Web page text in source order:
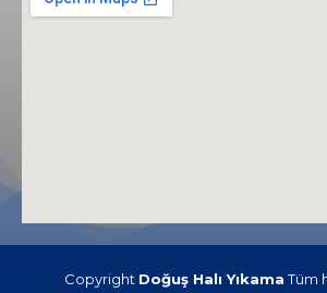
Copyright Doğuş Halı YıkamaTüm